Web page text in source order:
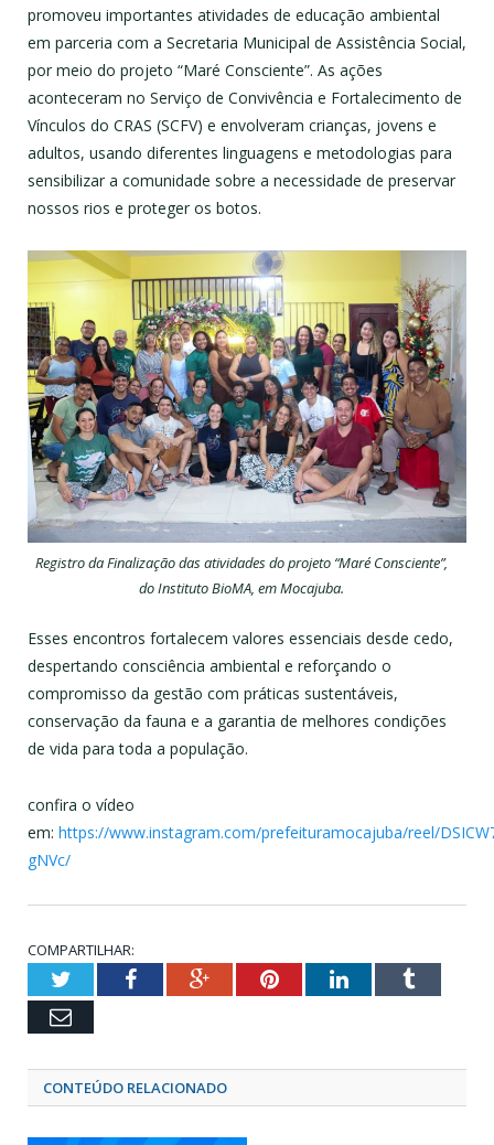
promoveu importantes atividades de educação ambiental
em parceria com a Secretaria Municipal de Assistência Social,
por meio do projeto “Maré Consciente”. As ações
aconteceram no Serviço de Convivência e Fortalecimento de
Vínculos do CRAS (SCFV) e envolveram crianças, jovens e
adultos, usando diferentes linguagens e metodologias para
sensibilizar a comunidade sobre a necessidade de preservar
nossos rios e proteger os botos.
Registro da Finalização das atividades do projeto “Maré Consciente”,
do Instituto BioMA, em Mocajuba.
Esses encontros fortalecem valores essenciais desde cedo,
despertando consciência ambiental e reforçando o
compromisso da gestão com práticas sustentáveis,
conservação da fauna e a garantia de melhores condições
de vida para toda a população.
confira o vídeo
em: https://www.instagram.com/prefeituramocajuba/reel/
gNVc/
COMPARTILHAR:
TwitterFacebookGoogle+PinterestLinkedInTumblr
Email
CONTEÚDO RELACIONADO